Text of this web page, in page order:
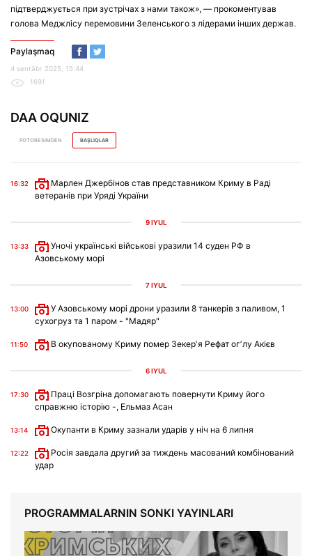
підтверджується при зустрічах з нами також», — прокоментував
голова Меджлісу перемовини Зеленського з лідерами інших держав.
Paylaşmaq
4 sentâbr 2025, 15:44
1691
DAA OQUNIZ
FOTORESIMDEN BAŞLIQLAR
16:32
Марлен Джербінов став представником Криму в Раді
ветеранів при Уряді України
9 IYÜL
13:33
Уночі українські військові уразили 14 суден РФ в
Азовському морі
7 IYÜL
13:00
У Азовському морі дрони уразили 8 танкерів з паливом, 1
сухогруз та 1 паром - "Мадяр"
11:50 В окупованому Криму помер Зекерʼя Рефат огʼлу Акієв
6 IYÜL
17:30
Праці Возгріна допомагають повернути Криму його
справжню історію -, Ельмаз Асан
13:14 Окупанти в Криму зазнали ударів у ніч на 6 липня
12:22
Росія завдала другий за тиждень масований комбінований
удар
PROGRAMMALARNIN SONKI YAYINLARI